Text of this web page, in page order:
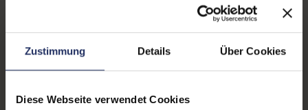
Zustimmung Details Über Cookies
Diese Webseite verwendet Cookies
CPU Generation: 8
Betriebssystem: